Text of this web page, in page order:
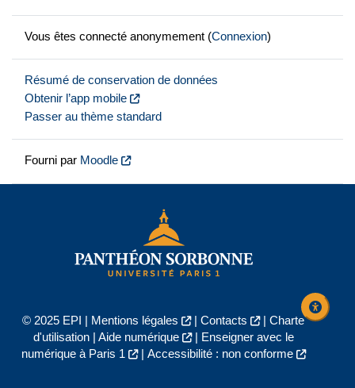
Vous êtes connecté anonymement (Connexion)
Résumé de conservation de données
Obtenir l’app mobile
Passer au thème standard
Fourni par Moodle
© 2025 EPI | Mentions légales | Contacts | Charte
d'utilisation| Aide numérique |
Enseigner avec le
numérique à Paris 1
| Accessibilité : non conforme